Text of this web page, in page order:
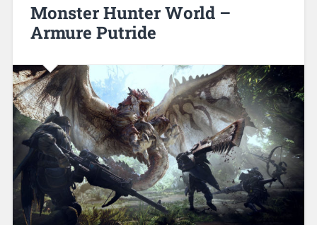
Monster Hunter World –
Armure Putride